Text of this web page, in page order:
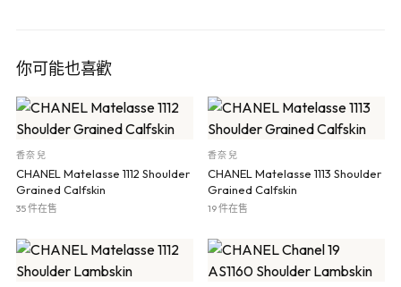
你可能也喜歡
香奈兒
CHANEL Matelasse 1112 Shoulder
Grained Calfskin
35 件在售
香奈兒
CHANEL Matelasse 1113 Shoulder
Grained Calfskin
19 件在售